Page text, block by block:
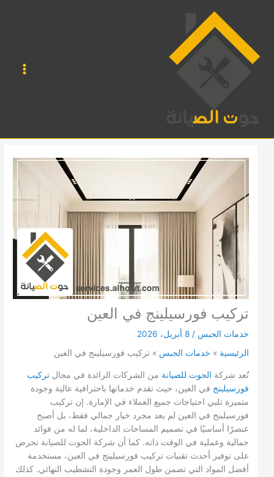
تركيب فورسيلينج في العين
خدمات الجبس/ 8 أبريل، 2026
الرئيسية
خدمات الجبس تركيب فورسيلينج في العين
تُعد شركة الحوت للصيانةمن الشركات الرائدة في مجال تركيب
فورسيلينجفي العين، حيث تقدم خدماتها باحترافية عالية وجودة
متميزة تلبي احتياجات جميع العملاء في الإمارة. إن تركيب
فورسيلينج في العين لم يعد مجرد خيار جمالي فقط، بل أصبح
عنصرًا أساسيًا في تصميم المساحات الداخلية، لما له من فوائد
جمالية وعملية في الوقت ذاته. كما أن شركة الحوت للصيانة تحرص
على توفير أحدث تقنيات تركيب فورسيلينج في العين، مستخدمة
أفضل المواد التي تضمن طول العمر وجودة التشطيب النهائي. كذلك